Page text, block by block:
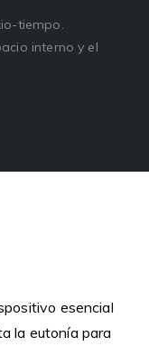
tiempo.
interno y el
esencial
la eutonía para